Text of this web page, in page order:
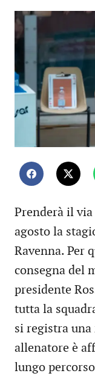
Prenderà il
agosto la
Ravenna. Per
consegna del
presidente
tutta la
si registra
allenatore è
lungo